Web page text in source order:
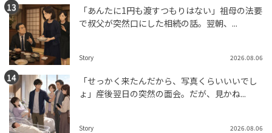
「あんたに1円も渡すつもりはない」祖母の法要
で叔父が突然口にした相続の話。翌朝、...
Story 2026.08.06
「せっかく来たんだから、写真くらいいいでし
ょ」産後翌日の突然の面会。だが、見かね...
Story 2026.08.06